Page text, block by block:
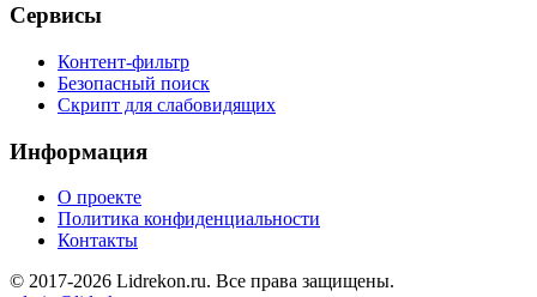
Сервисы
Контент-фильтр
Безопасный поиск
Скрипт для слабовидящих
Информация
О проекте
Политика конфиденциальности
Контакты
© 2017-2026 Lidrekon.ru. Все права защищены.